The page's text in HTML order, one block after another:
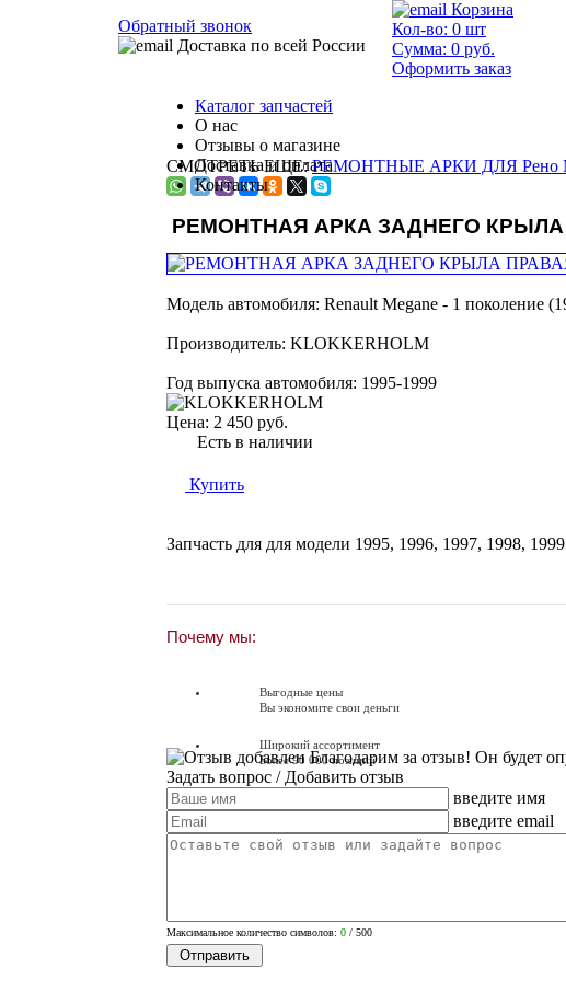
СМОТРЕТЬ ЕЩЕ:РЕМОНТНЫЕ АРКИ ДЛЯ Рено
РЕМОНТНАЯ АРКА ЗАДНЕГО КРЫЛА
Модель автомобиля: Renault Megane - 1 поколение
Производитель: KLOKKERHOLM
Год выпуска автомобиля: 1995-1999
Цена: 2 450 руб.
Есть в наличии
Купить
Запчасть для для модели 1995, 1996, 1997, 1998, 1999
Почему мы:
Выгодные цены
Вы экономите свои деньги
Широкий ассортимент
Более 90 000 позиций
Доставка по России от 250 руб.
Вопросы? Звоните!
Благодарим за отзыв! Он будет
Задать вопрос / Добавить отзыв
введите имя
введите email
Максимальное количество символов: 0 / 500
Обратный звонок
Доставка по всей России
Корзина
Кол-во: 0 шт
Сумма: 0 руб.
Оформить заказ
Каталог запчастей
О нас
Отзывы о магазине
Доставка и оплата
Контакты